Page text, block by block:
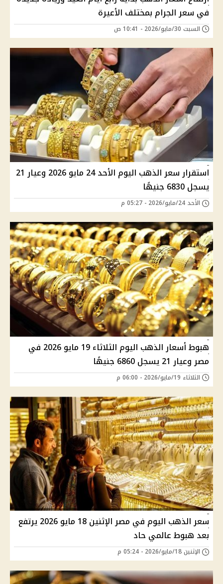
في سعر الجرام بمختلف الأعيرة
السبت 30/مايو/2026 - 10:41 ص
استقرار سعر الذهب اليوم الأحد 24 مايو 2026 وعيار 21
يسجل 6830 جنيهًا
الأحد 24/مايو/2026 - 05:27 م
هبوط أسعار الذهب اليوم الثلاثاء 19 مايو 2026 في
مصر وعيار 21 يسجل 6860 جنيهًا
الثلاثاء 19/مايو/2026 - 06:00 م
سعر الذهب اليوم في مصر الإثنين 18 مايو 2026 يرتفع
بعد هبوط عالمي حاد
الإثنين 18/مايو/2026 - 05:24 م